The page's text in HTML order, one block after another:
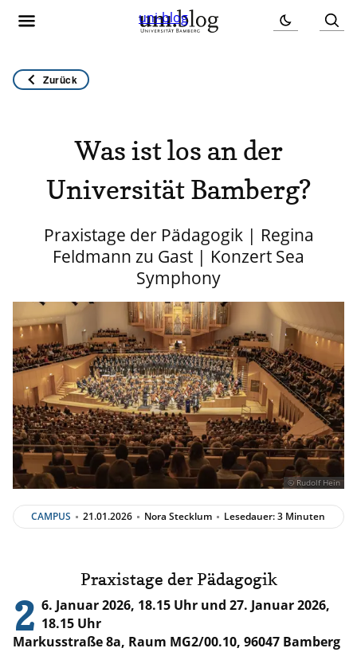
uni-blog
Zurück
Was ist los an der
Universität Bamberg?
Praxistage der Pädagogik | Regina
Feldmann zu Gast | Konzert Sea
Symphony
© Rudolf Hein
CAMPUS 21.01.2026 Nora Stecklum Lesedauer: 3 Minuten
Praxistage der Pädagogik
2 6. Januar 2026, 18.15 Uhr und 27. Januar 2026,
18.15 Uhr
Markusstraße 8a, Raum MG2/00.10, 96047 Bamberg